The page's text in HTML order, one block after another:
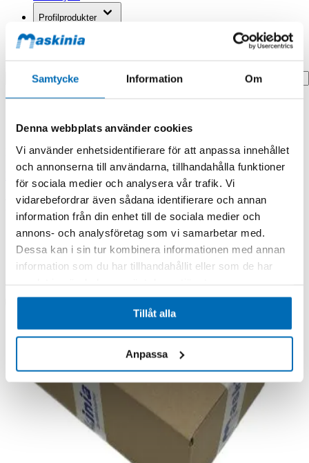
Samtycke Information Om
Denna webbplats använder cookies
Vi använder enhetsidentifierare för att anpassa innehållet
och annonserna till användarna, tillhandahålla funktioner
för sociala medier och analysera vår trafik. Vi
vidarebefordrar även sådana identifierare och annan
information från din enhet till de sociala medier och
annons- och analysföretag som vi samarbetar med.
Dessa kan i sin tur kombinera informationen med annan
information som du har tillhandahållit eller som de har
Tillåt alla
Anpassa
Profilprodukter
Fyndhörna
Pump Assy,water
Produkten finns i följande kategorier:
Pump Assy,water